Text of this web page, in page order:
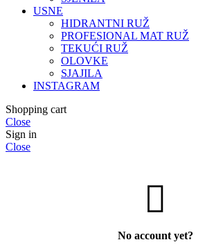
USNE
HIDRANTNI RUŽ
PROFESIONAL MAT RUŽ
TEKUĆI RUŽ
OLOVKE
SJAJILA
INSTAGRAM
Shopping cart
Close
Sign in
Close
No account yet?